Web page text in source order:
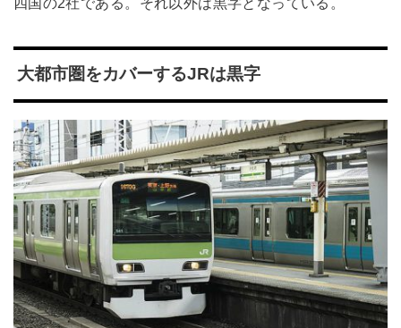
大都市圏をカバーするJRは黒字